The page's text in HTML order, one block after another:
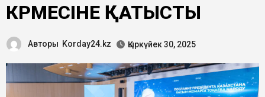
КӨРМЕСІНЕ ҚАТЫСТЫ
Авторы Korday24.kz Қыркүйек 30, 2025